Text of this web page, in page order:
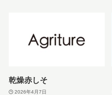
乾燥赤しそ
2026年4月7日